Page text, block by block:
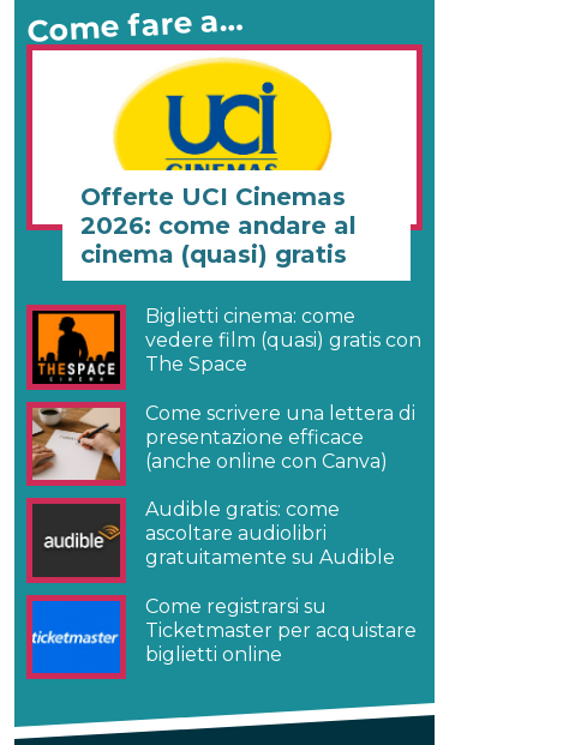
Come fare a…
Offerte UCI Cinemas
2026: come andare al
cinema (quasi) gratis
Biglietti cinema: come
vedere film (quasi) gratis con
The Space
Come scrivere una lettera di
presentazione efficace
(anche online con Canva)
Audible gratis: come
ascoltare audiolibri
gratuitamente su Audible
Come registrarsi su
Ticketmaster per acquistare
biglietti online